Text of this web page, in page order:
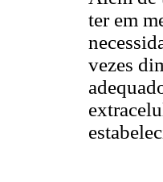
ter em
vezes